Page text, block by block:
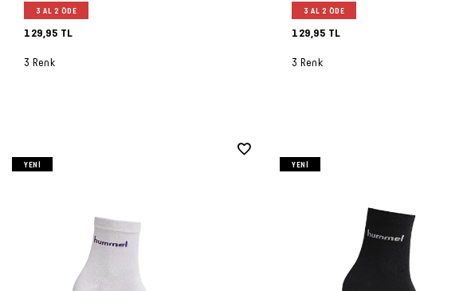
3 AL 2 ÖDE
129,95 TL
3 Renk
3 AL 2 ÖDE
129,95 TL
3 Renk
YENI YENI